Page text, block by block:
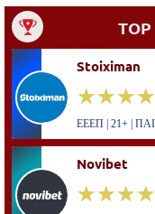
Stoiximan
ΕΕΕΠ | 21+ |
Novibet